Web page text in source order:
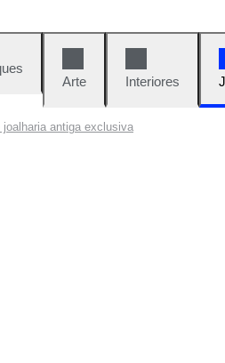
Arte
Interiores
joalharia antiga exclusiva